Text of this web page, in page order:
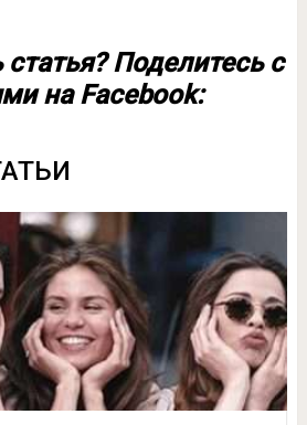
Поделитесь с
на Facebook: